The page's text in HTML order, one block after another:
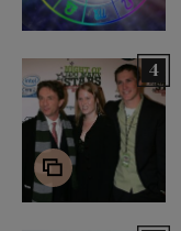
4